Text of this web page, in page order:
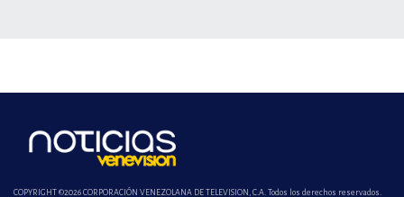
COPYRIGHT ©2026 CORPORACIÓN VENEZOLANA DE TELEVISION, C.A. Todos los derechos reservados.